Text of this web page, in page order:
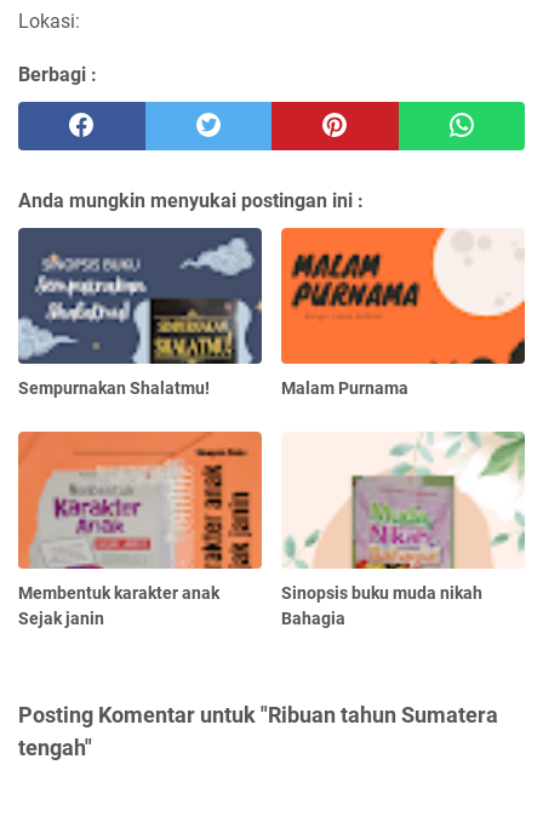
Lokasi:
Berbagi :
Anda mungkin menyukai postingan ini :
Sempurnakan Shalatmu! Malam Purnama
Membentuk karakter anak
Sejak janin
Sinopsis buku muda nikah
Bahagia
Posting Komentar untuk "Ribuan tahun Sumatera
tengah"